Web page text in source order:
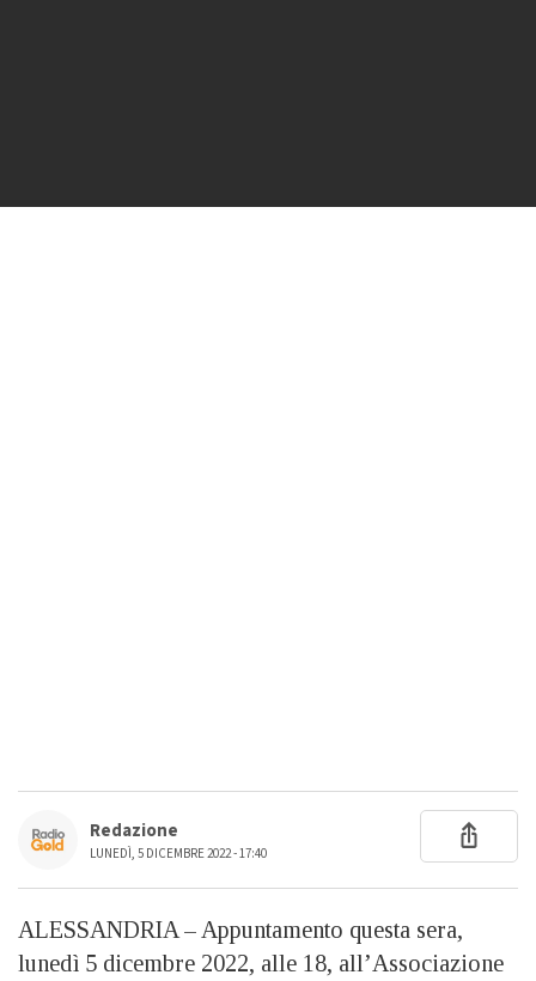
Redazione
LUNEDÌ, 5 DICEMBRE 2022 - 17:40
ALESSANDRIA – Appuntamento questa sera,
lunedì 5 dicembre 2022, alle 18, all’Associazione